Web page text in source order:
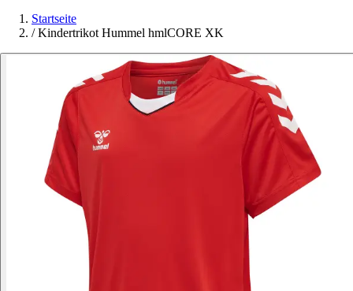
Startseite
/ Kindertrikot Hummel hmlCORE XK